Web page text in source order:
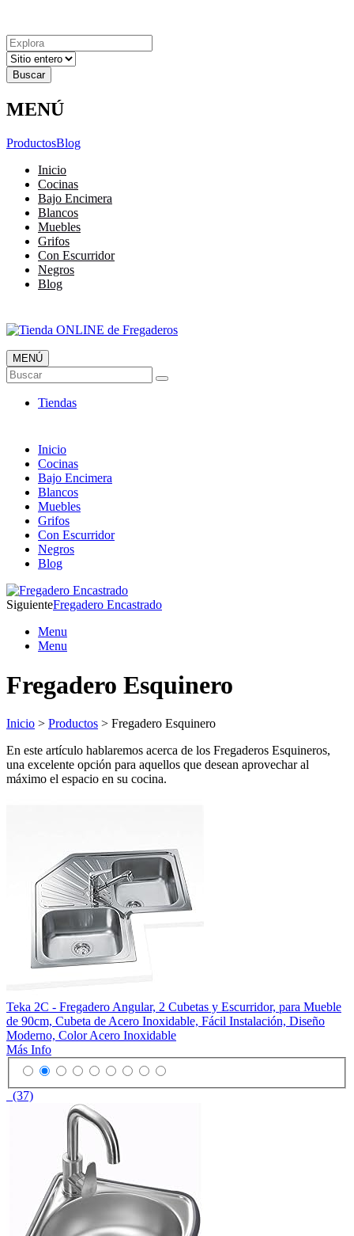
Resultados
para
MENÚ
ProductosBlog
Inicio
Cocinas
Bajo Encimera
Blancos
Muebles
Grifos
Con Escurridor
Negros
Blog
Tienda ONLINE de Fregaderos
TOP en Ventas
MENÚ
Buscar
Tiendas
Inicio
Cocinas
Bajo Encimera
Blancos
Muebles
Grifos
Con Escurridor
Negros
Blog
SiguienteFregadero Encastrado
Menu
Menu
Fregadero Esquinero
Inicio > Productos > Fregadero Esquinero
En este artículo hablaremos acerca de los Fregaderos Esquineros,
una excelente opción para aquellos que desean aprovechar al
máximo el espacio en su cocina.
Teka 2C - Fregadero Angular, 2 Cubetas y Escurridor, para Mueble
de 90cm, Cubeta de Acero Inoxidable, Fácil Instalación, Diseño
Moderno, Color Acero Inoxidable
Más Info
(37)